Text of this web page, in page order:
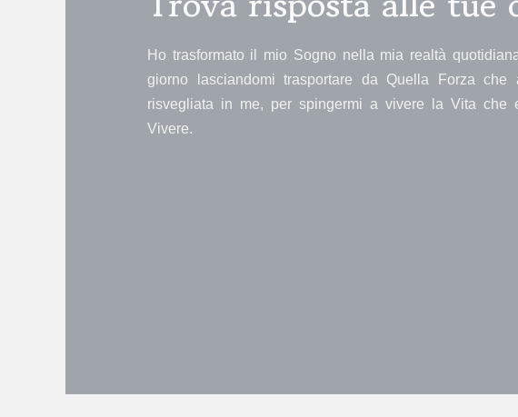
Ho trasformato il mio Sogno nella mia realtà
giorno lasciandomi trasportare da Quella Forza
risvegliata in me, per spingermi a vivere la Vita che
Vivere.